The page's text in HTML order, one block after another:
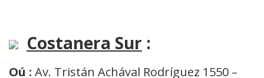
Costanera Sur :
Oú : Av. Tristán Achával Rodríguez 1550 –